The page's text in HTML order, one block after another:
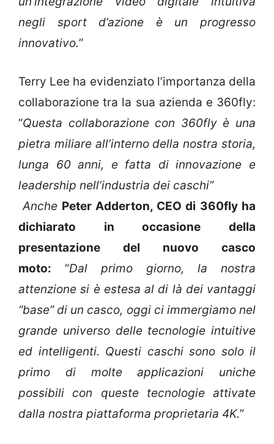
negli sport d’azione è un progresso
innovativo.”
Terry Lee ha evidenziato l’importanza della
collaborazione tra la sua azienda e 360fly:
“Questa collaborazione con 360fly è una
pietra miliare all’interno della nostra storia,
lunga 60 anni, e fatta di innovazione e
leadership nell’industria dei caschi”
Anche Peter Adderton, CEO di 360fly ha
dichiarato in occasione della
presentazione del nuovo casco
moto: “Dal primo giorno, la nostra
attenzione si è estesa al di là dei vantaggi
“base” di un casco, oggi ci immergiamo nel
grande universo delle tecnologie intuitive
ed intelligenti. Questi caschi sono solo il
primo di molte applicazioni uniche
possibili con queste tecnologie attivate
dalla nostra piattaforma proprietaria 4K.”